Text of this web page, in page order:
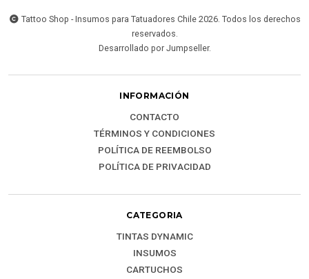
Tattoo Shop - Insumos para Tatuadores Chile 2026. Todos los derechos
reservados.
Desarrollado por Jumpseller.
INFORMACIÓN
CONTACTO
TÉRMINOS Y CONDICIONES
POLÍTICA DE REEMBOLSO
POLÍTICA DE PRIVACIDAD
CATEGORIA
TINTAS DYNAMIC
INSUMOS
CARTUCHOS